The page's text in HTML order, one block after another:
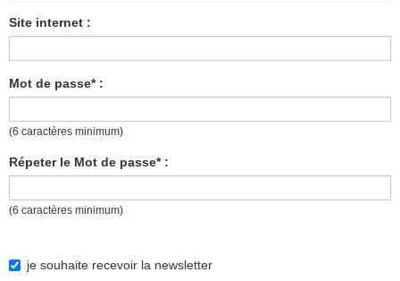
Site internet :
Mot de passe* :
(6 caractères minimum)
Répeter le Mot de passe* :
(6 caractères minimum)
je souhaite recevoir la newsletter